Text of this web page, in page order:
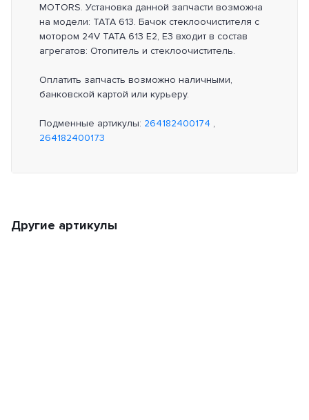
MOTORS. Установка данной запчасти возможна
на модели: TATA 613. Бачок стеклоочистителя с
мотором 24V TATA 613 E2, E3 входит в состав
агрегатов: Отопитель и стеклоочиститель.
Оплатить запчасть возможно наличными,
банковской картой или курьеру.
Подменные артикулы: 264182400174 ,
264182400173
Другие артикулы